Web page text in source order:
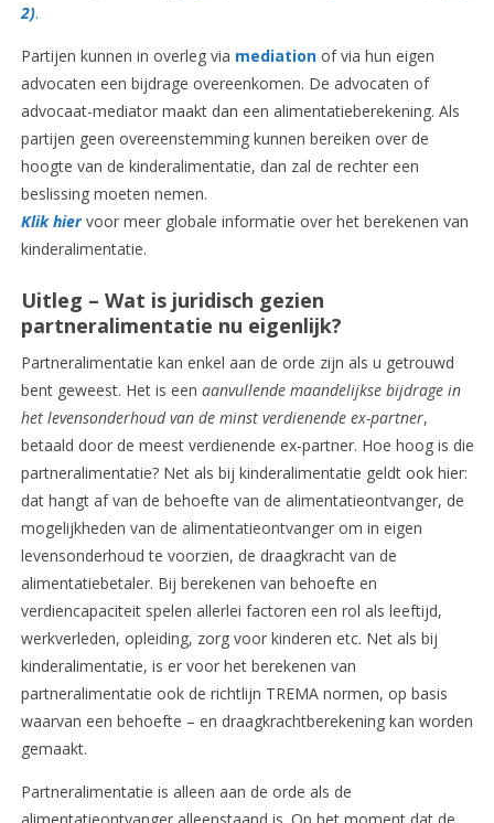
2).
Partijen kunnen in overleg via mediation of via hun eigen
advocaten een bijdrage overeenkomen. De advocaten of
advocaat-mediator maakt dan een alimentatieberekening. Als
partijen geen overeenstemming kunnen bereiken over de
hoogte van de kinderalimentatie, dan zal de rechter een
beslissing moeten nemen.
Klik hier voor meer globale informatie over het berekenen van
kinderalimentatie.
Uitleg – Wat is juridisch gezien
partneralimentatie nu eigenlijk?
Partneralimentatie kan enkel aan de orde zijn als u getrouwd
bent geweest. Het is een aanvullende maandelijkse bijdrage in
het levensonderhoud van de minst verdienende ex-partner,
betaald door de meest verdienende ex-partner. Hoe hoog is die
partneralimentatie? Net als bij kinderalimentatie geldt ook hier:
dat hangt af van de behoefte van de alimentatieontvanger, de
mogelijkheden van de alimentatieontvanger om in eigen
levensonderhoud te voorzien, de draagkracht van de
alimentatiebetaler. Bij berekenen van behoefte en
verdiencapaciteit spelen allerlei factoren een rol als leeftijd,
werkverleden, opleiding, zorg voor kinderen etc. Net als bij
kinderalimentatie, is er voor het berekenen van
partneralimentatie ook de richtlijn TREMA normen, op basis
waarvan een behoefte – en draagkrachtberekening kan worden
gemaakt.
Partneralimentatie is alleen aan de orde als de